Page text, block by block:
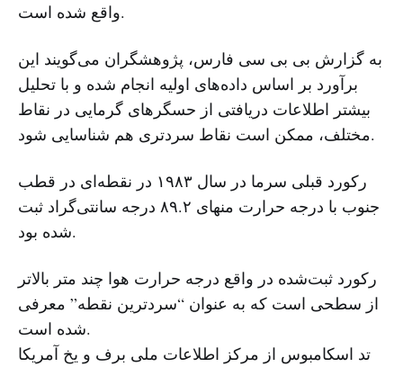
واقع شده است.
به گزارش بی بی سی فارس، پژوهشگران می‌گویند این
برآورد بر اساس داده‌های اولیه انجام شده و با تحلیل
بیشتر اطلاعات دریافتی از حسگرهای گرمایی در نقاط
مختلف، ممکن است نقاط سردتری هم شناسایی شود.
رکورد قبلی سرما در سال ۱۹۸۳ در نقطه‌ای در قطب
جنوب با درجه حرارت منهای ۸۹.۲ درجه سانتی‌گراد ثبت
شده بود.
رکورد ثبت‌شده در واقع درجه حرارت هوا چند متر بالاتر
از سطحی است که به عنوان “سردترین نقطه” معرفی
شده است.
تد اسکامبوس از مرکز اطلاعات ملی برف و یخ آمریکا